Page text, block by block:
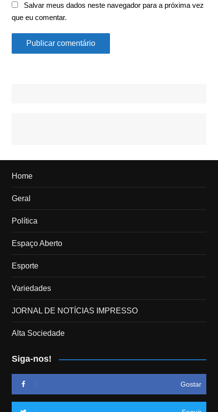
Salvar meus dados neste navegador para a próxima vez
que eu comentar.
Home
Geral
Política
Espaço Aberto
Esporte
Variedades
JORNAL DE NOTÍCIAS IMPRESSO
Alta Sociedade
Siga-nos!
Gostar